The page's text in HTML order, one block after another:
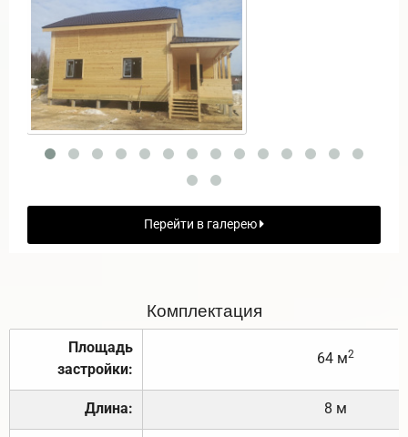
Перейти в галерею
Комплектация
Площадь
застройки:
64 м2
Длина: 8 м